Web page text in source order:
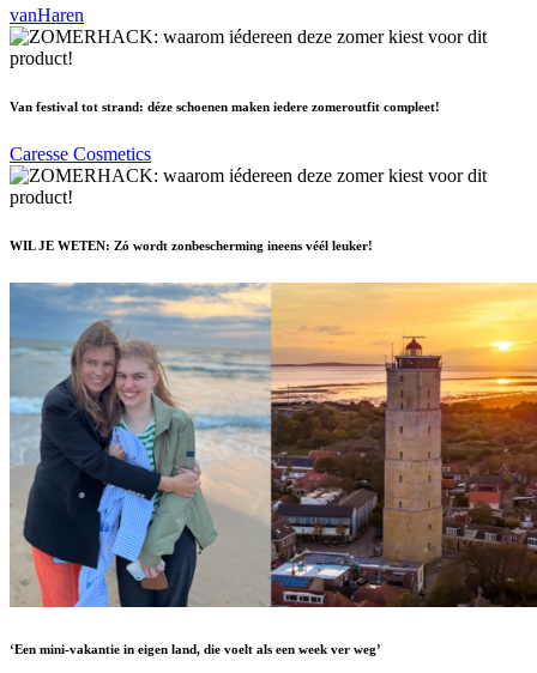
vanHaren
Van festival tot strand: déze schoenen maken iedere zomeroutfit compleet!
Caresse Cosmetics
WIL JE WETEN: Zó wordt zonbescherming ineens véél leuker!
‘Een mini-vakantie in eigen land, die voelt als een week ver weg’